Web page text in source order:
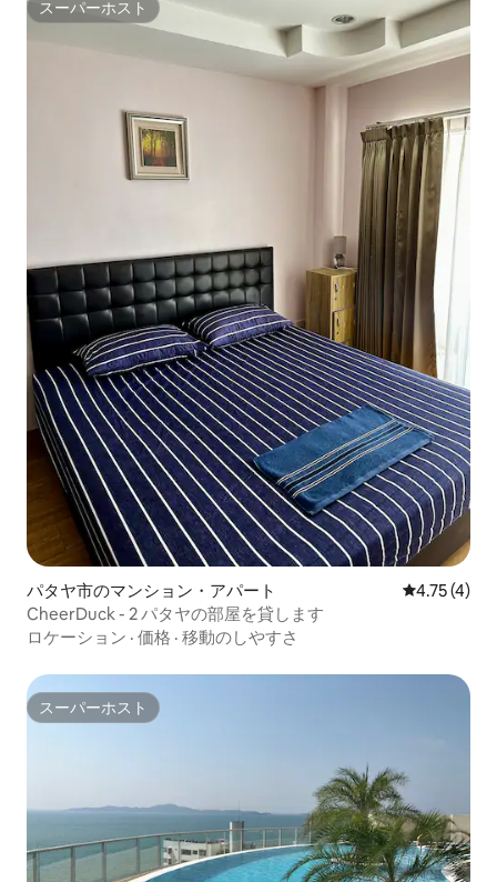
スーパーホスト
スーパーホスト
パタヤ市のマンション・アパート レビュー4
4.75 (4)
CheerDuck - 2 パタヤの部屋を貸します
ロケーション · 価格 · 移動のしやすさ
スーパーホスト
スーパーホスト